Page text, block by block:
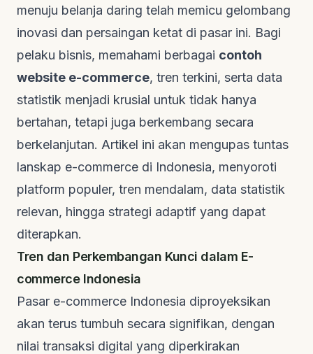
menuju belanja daring telah memicu gelombang
inovasi dan persaingan ketat di pasar ini. Bagi
pelaku bisnis, memahami berbagai contoh
website e-commerce, tren terkini, serta data
statistik menjadi krusial untuk tidak hanya
bertahan, tetapi juga berkembang secara
berkelanjutan. Artikel ini akan mengupas tuntas
lanskap e-commerce di Indonesia, menyoroti
platform populer, tren mendalam, data statistik
relevan, hingga strategi adaptif yang dapat
diterapkan.
Tren dan Perkembangan Kunci dalam E-
commerce Indonesia
Pasar e-commerce Indonesia diproyeksikan
akan terus tumbuh secara signifikan, dengan
nilai transaksi digital yang diperkirakan